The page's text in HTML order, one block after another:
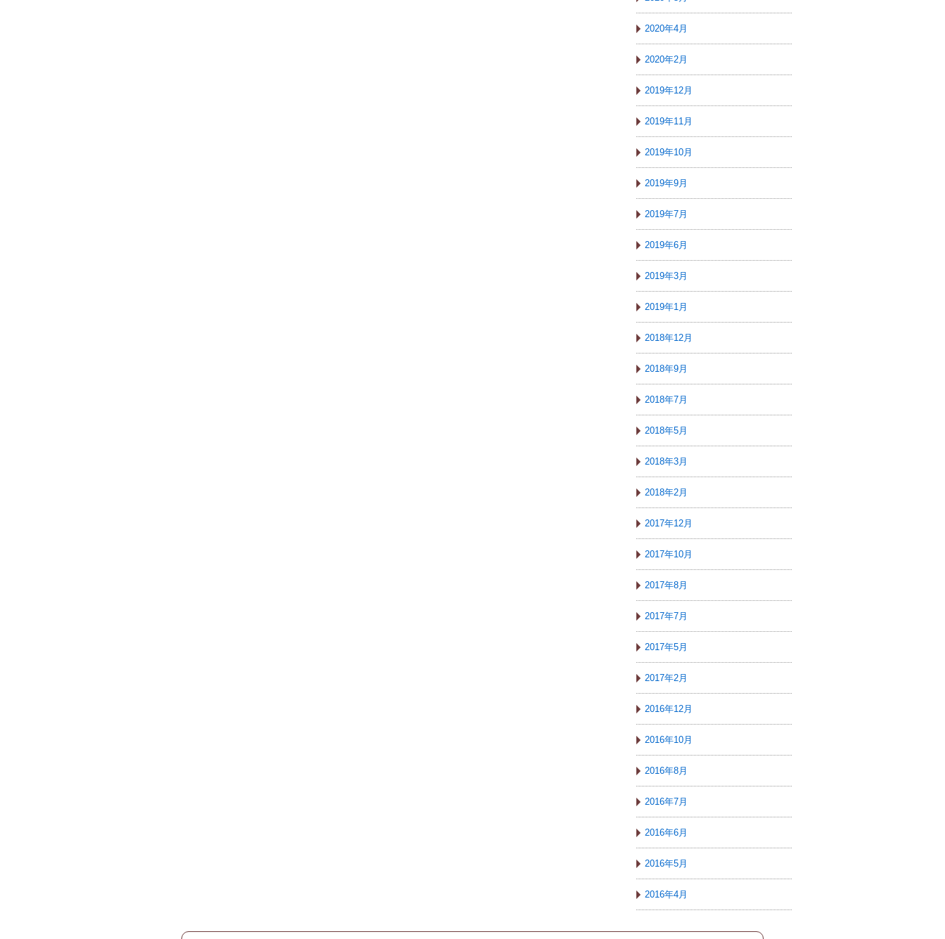
2020年4月
2020年2月
2019年12月
2019年11月
2019年10月
2019年9月
2019年7月
2019年6月
2019年3月
2019年1月
2018年12月
2018年9月
2018年7月
2018年5月
2018年3月
2018年2月
2017年12月
2017年10月
2017年8月
2017年7月
2017年5月
2017年2月
2016年12月
2016年10月
2016年8月
2016年7月
2016年6月
2016年5月
2016年4月